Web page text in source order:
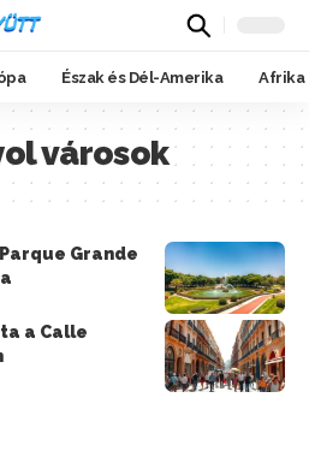
Észak és Dél-Amerika Afrika
városok
Grande
a Calle